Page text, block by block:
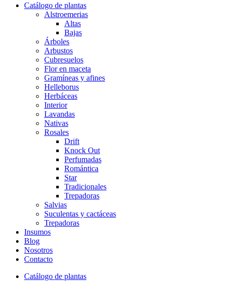
Catálogo de plantas
Alstroemerias
Altas
Bajas
Árboles
Arbustos
Cubresuelos
Flor en maceta
Gramíneas y afines
Helleborus
Herbáceas
Interior
Lavandas
Nativas
Rosales
Drift
Knock Out
Perfumadas
Romántica
Star
Tradicionales
Trepadoras
Salvias
Suculentas y cactáceas
Trepadoras
Insumos
Blog
Nosotros
Contacto
Catálogo de plantas